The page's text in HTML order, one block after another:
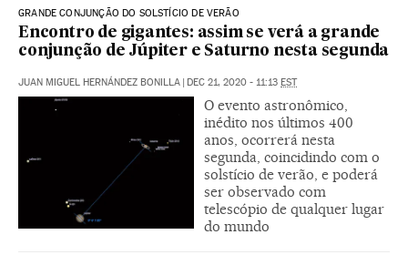
GRANDE CONJUNÇÃO DO SOLSTÍCIO DE VERÃO
Encontro de gigantes: assim se verá a grande
conjunção de Júpiter e Saturno nesta segunda
JUAN MIGUEL HERNÁNDEZ BONILLA | DEC 21, 2020 - 11:13 EST
O evento astronômico,
inédito nos últimos 400
anos, ocorrerá nesta
segunda, coincidindo com o
solstício de verão, e poderá
ser observado com
telescópio de qualquer lugar
do mundo